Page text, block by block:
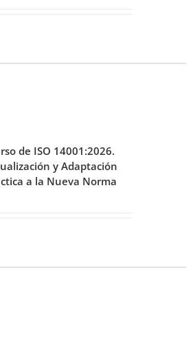
de ISO 14001:2026.
y Adaptación
a la Nueva Norma